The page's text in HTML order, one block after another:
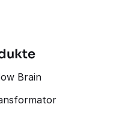
Brain